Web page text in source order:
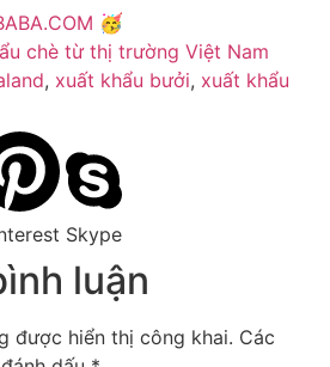
🥳
chè từ thị trường Việt Nam
, xuất khẩu bưởi, xuất khẩu
Skype
luận
được hiển thị công khai. Các